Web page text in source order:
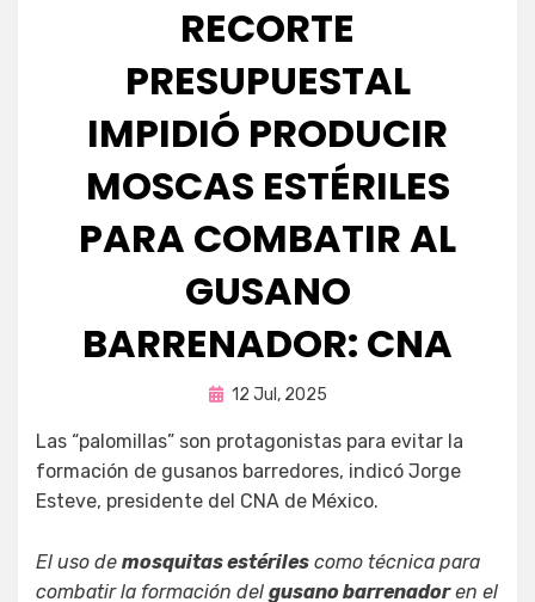
RECORTE
PRESUPUESTAL
IMPIDIÓ PRODUCIR
MOSCAS ESTÉRILES
PARA COMBATIR AL
GUSANO
BARRENADOR: CNA
porFernando Miranda Servín
Publicada
12 Jul, 2025
Las “palomillas” son protagonistas para evitar la
formación de gusanos barredores, indicó Jorge
Esteve, presidente del CNA de México.
El uso de mosquitas estériles como técnica para
combatir la formación del gusano barrenadoren el